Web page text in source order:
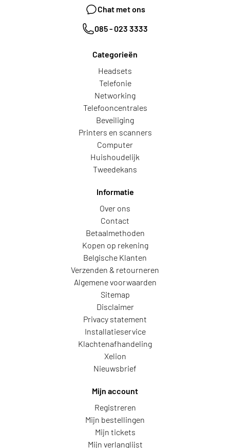
Chat met ons
085 - 023 3333
Categorieën
Headsets
Telefonie
Networking
Telefooncentrales
Beveiliging
Printers en scanners
Computer
Huishoudelijk
Tweedekans
Informatie
Over ons
Contact
Betaalmethoden
Kopen op rekening
Belgische Klanten
Verzenden & retourneren
Algemene voorwaarden
Sitemap
Disclaimer
Privacy statement
Installatieservice
Klachtenafhandeling
Xelion
Nieuwsbrief
Mijn account
Registreren
Mijn bestellingen
Mijn tickets
Mijn verlanglijst